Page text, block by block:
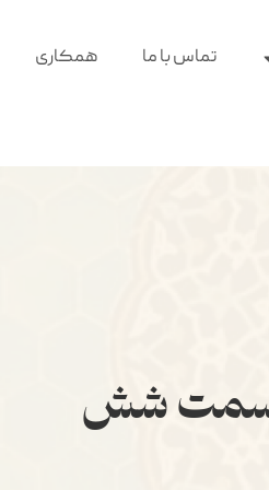
تماس با ما همکاری
قسمت شش